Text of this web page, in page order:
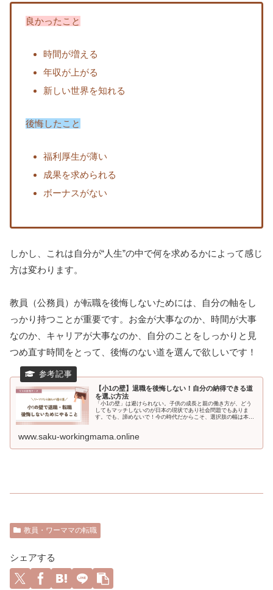
良かったこと
時間が増える
年収が上がる
新しい世界を知れる
後悔したこと
福利厚生が薄い
成果を求められる
ボーナスがない
しかし、これは自分が“人生”の中で何を求めるかによって感じ
方は変わります。
教員（公務員）が転職を後悔しないためには、自分の軸をし
っかり持つことが重要です。お金が大事なのか、時間が大事
なのか、キャリアが大事なのか、自分のことをしっかりと見
つめ直す時間をとって、後悔のない道を選んで欲しいです！
【小1の壁】退職を後悔しない！自分の納得できる道
を選ぶ方法
「小1の壁」は避けられない。子供の成長と親の働き方が、どう
してもマッチしないのが日本の現状であり社会問題でもありま
す。でも、諦めないで！今の時代だからこそ、選択肢の幅は本当
www.saku-workingmama.online
教員・ワーママの転職
シェアする